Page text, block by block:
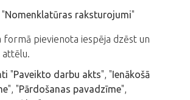
"Nomenklatūras raksturojumi"
formā pievienota iespēja dzēst un
attēlu.
"Paveikto darbu akts", "Ienākošā
", "Pārdošanas pavadzīme",